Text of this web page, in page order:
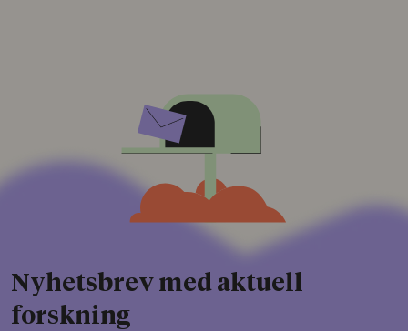
Nyhetsbrev med aktuell
forskning